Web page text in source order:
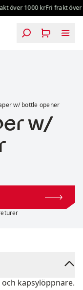
över 1000 krFri frakt över
w/ bottle opener
w/
kapsylöppnare.